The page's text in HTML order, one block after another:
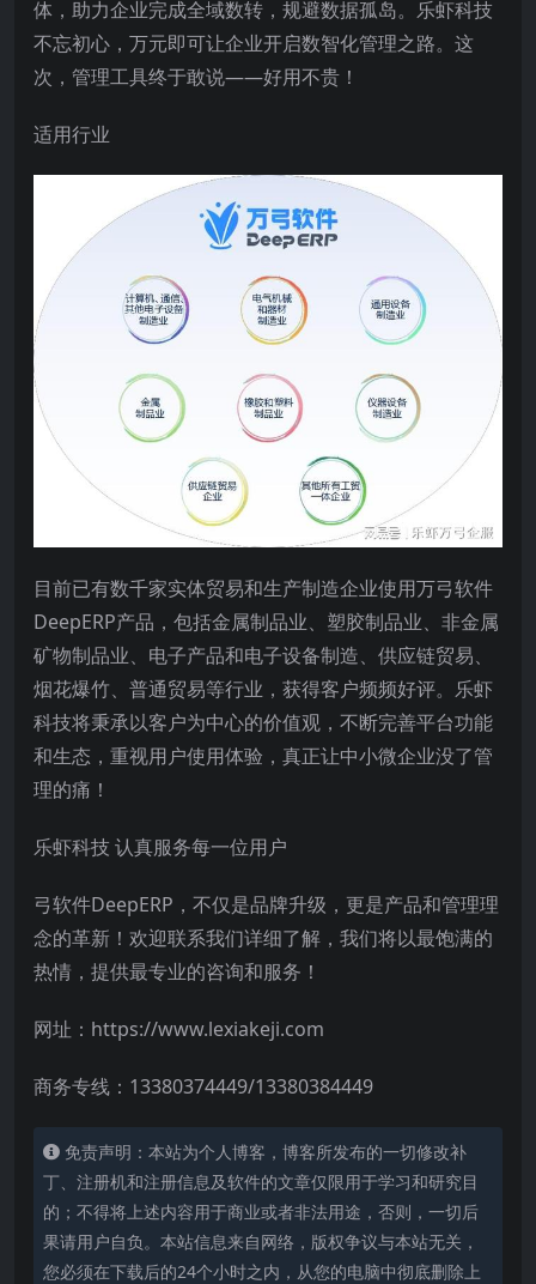
体，助力企业完成全域数转，规避数据孤岛。乐虾科技
不忘初心，万元即可让企业开启数智化管理之路。这
次，管理工具终于敢说——好用不贵！
适用行业
目前已有数千家实体贸易和生产制造企业使用万弓软件
DeepERP产品，包括金属制品业、塑胶制品业、非金属
矿物制品业、电子产品和电子设备制造、供应链贸易、
烟花爆竹、普通贸易等行业，获得客户频频好评。乐虾
科技将秉承以客户为中心的价值观，不断完善平台功能
和生态，重视用户使用体验，真正让中小微企业没了管
理的痛！
乐虾科技 认真服务每一位用户
弓软件DeepERP，不仅是品牌升级，更是产品和管理理
念的革新！欢迎联系我们详细了解，我们将以最饱满的
热情，提供最专业的咨询和服务！
网址：https://www.lexiakeji.com
商务专线：13380374449/13380384449
免责声明：本站为个人博客，博客所发布的一切修改补
丁、注册机和注册信息及软件的文章仅限用于学习和研究目
的；不得将上述内容用于商业或者非法用途，否则，一切后
果请用户自负。本站信息来自网络，版权争议与本站无关，
您必须在下载后的24个小时之内，从您的电脑中彻底删除上